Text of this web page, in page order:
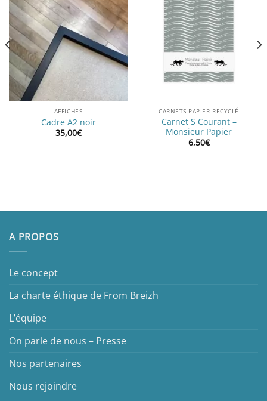
AFFICHES
Cadre A2 noir
35,00€
CARNETS PAPIER RECYCLÉ
Carnet S Courant –
Monsieur Papier
6,50€
A PROPOS
Le concept
La charte éthique de From Breizh
L’équipe
On parle de nous – Presse
Nos partenaires
Nous rejoindre